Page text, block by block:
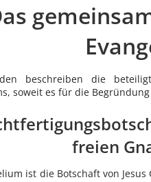
beschreiben die
soweit es für die
freien
ist die Botschaft von